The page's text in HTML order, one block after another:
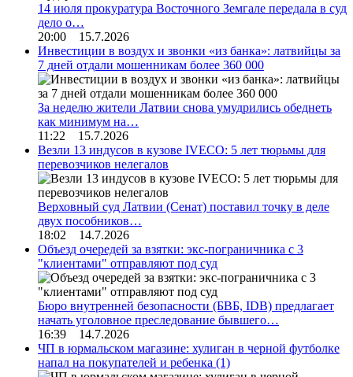
14 июля прокуратура Восточного Земгале передала в суд
дело о…
20:00 15.7.2026
Инвестиции в воздух и звонки «из банка»: латвийцы за
7 дней отдали мошенникам более 360 000
За неделю жители Латвии снова умудрились обеднеть
как минимум на…
11:22 15.7.2026
Везли 13 индусов в кузове IVECO: 5 лет тюрьмы для
перевозчиков нелегалов
Верховный суд Латвии (Сенат) поставил точку в деле
двух пособников…
18:02 14.7.2026
Объезд очередей за взятки: экс-пограничника с 3
"клиентами" отправляют под суд
Бюро внутренней безопасности (БВБ, IDB) предлагает
начать уголовное преследование бывшего…
16:39 14.7.2026
ЧП в юрмальском магазине: хулиган в черной футболке
напал на покупателей и ребенка (1)